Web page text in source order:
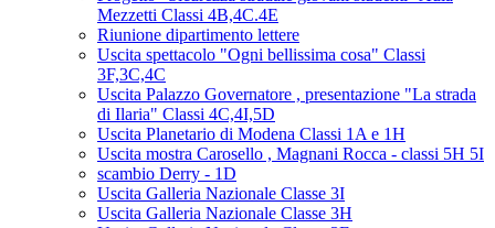
Mezzetti Classi 4B,4C.4E
Riunione dipartimento lettere
Uscita spettacolo "Ogni bellissima cosa" Classi
3F,3C,4C
Uscita Palazzo Governatore , presentazione "La strada
di Ilaria" Classi 4C,4I,5D
Uscita Planetario di Modena Classi 1A e 1H
Uscita mostra Carosello , Magnani Rocca - classi 5H 5I
scambio Derry - 1D
Uscita Galleria Nazionale Classe 3I
Uscita Galleria Nazionale Classe 3H